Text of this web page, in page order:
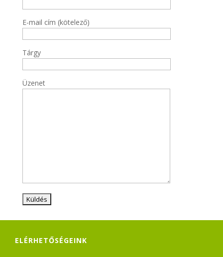
E-mail cím (kötelező)
Tárgy
Üzenet
ELÉRHETŐSÉGEINK